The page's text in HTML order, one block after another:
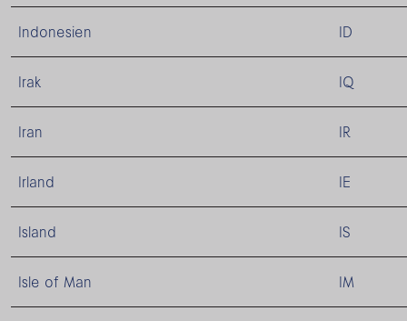
Indonesien ID
Irak IQ
Iran IR
Irland IE
Island IS
Isle of Man IM